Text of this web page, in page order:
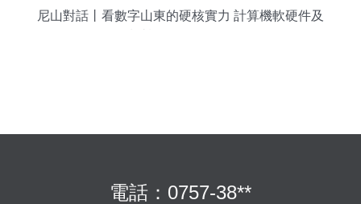
尼山對話丨看數字山東的硬核實力 計算機軟硬件及
電話：0757-38**